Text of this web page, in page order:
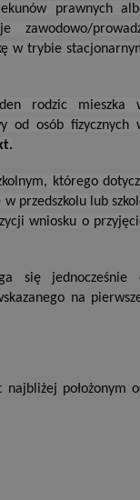
prawnych
zawodowo/
w trybie
rodzic mieszka
od osób fizycznych
którego
przedszkolu lub
wniosku o
się jednocześnie
na
najbliżej położonym